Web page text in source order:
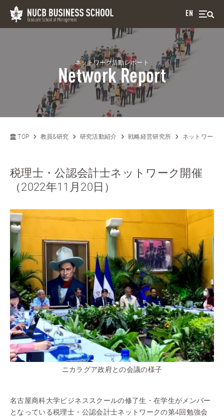
EN
ネットワーク活動レポート
Network Report
TOP 教員&研究 研究活動紹介 戦略経営研究所 ネットワーク
税理士・公認会計士ネットワーク開催
（2022年11月20日）
ニカラグア政府との会議の様子
名古屋商科大学ビジネススクールの修了生・在学生がメンバー
となっている税理士・公認会計士ネットワークの第4回勉強会